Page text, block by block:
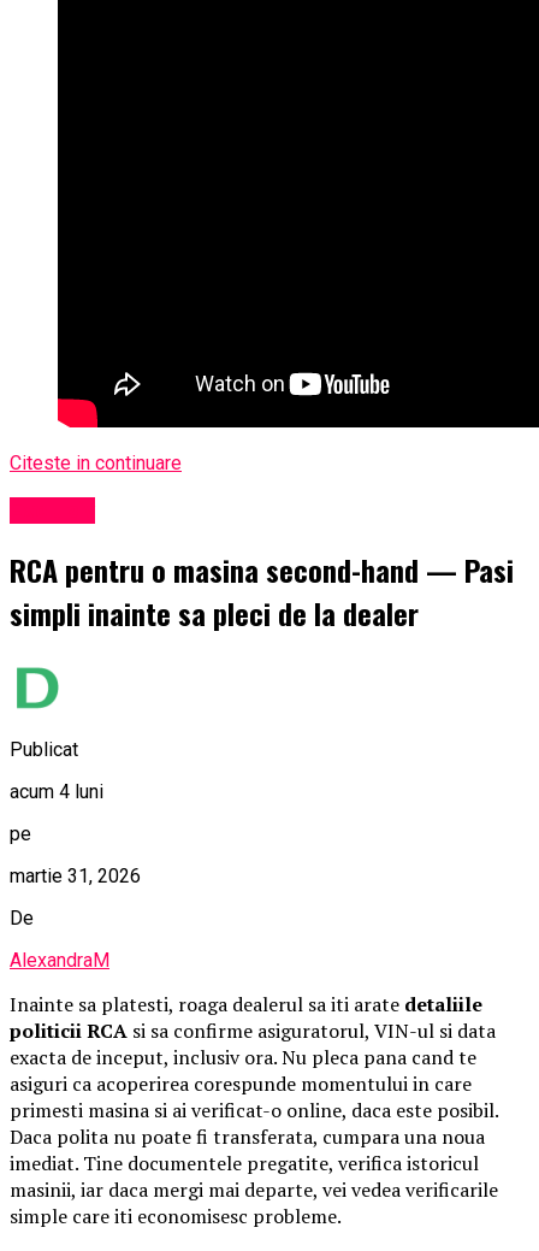
Citeste in continuare
RCA pentru o masina second-hand — Pasi
simpli inainte sa pleci de la dealer
Publicat
acum 4 luni
pe
martie 31, 2026
De
AlexandraM
Inainte sa platesti, roaga dealerul sa iti arate detaliile
politicii RCA si sa confirme asiguratorul, VIN-ul si data
exacta de inceput, inclusiv ora. Nu pleca pana cand te
asiguri ca acoperirea corespunde momentului in care
primesti masina si ai verificat-o online, daca este posibil.
Daca polita nu poate fi transferata, cumpara una noua
imediat. Tine documentele pregatite, verifica istoricul
masinii, iar daca mergi mai departe, vei vedea verificarile
simple care iti economisesc probleme.